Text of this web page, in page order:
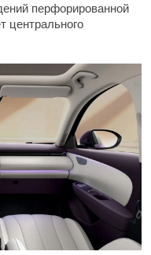
перфорированной
центрального